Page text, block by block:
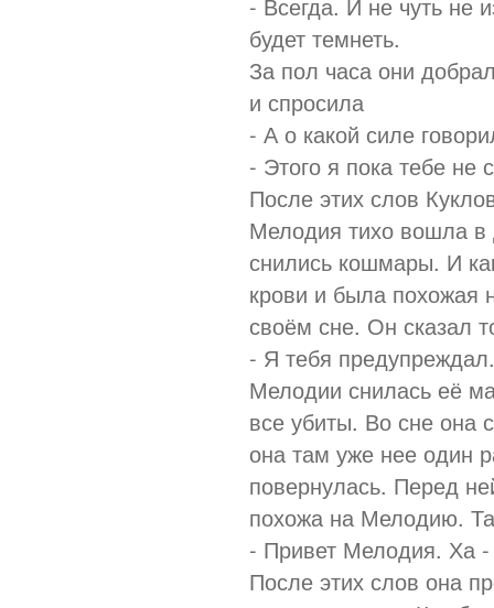
будет темнеть.
За пол часа они
и спросила
- А о какой силе
- Этого я пока тебе не
После этих слов
Мелодия тихо вошла в
снились кошмары. И
крови и была
своём сне. Он сказал
- Я тебя предупреждал.
Мелодии снилась её
все убиты. Во сне она
она там уже нее один
повернулась. Перед
похожа на Мелодию.
- Привет Мелодия. Ха
После этих слов она